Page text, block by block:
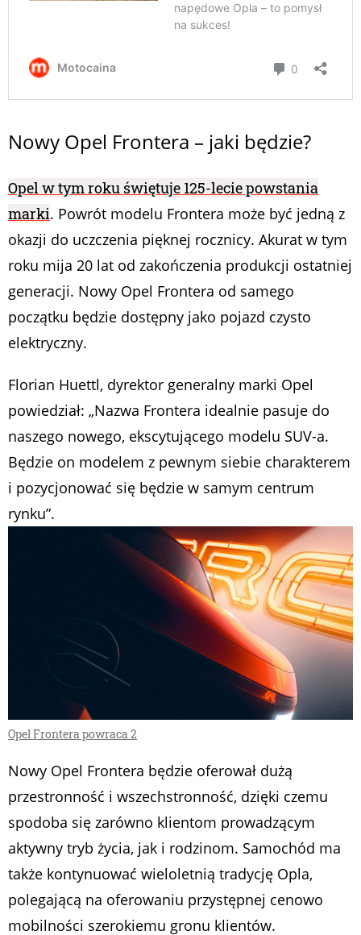
Nowy Opel Frontera – jaki będzie?
Opel w tym roku świętuje 125-lecie powstania
marki. Powrót modelu Frontera może być jedną z
okazji do uczczenia pięknej rocznicy. Akurat w tym
roku mija 20 lat od zakończenia produkcji ostatniej
generacji. Nowy Opel Frontera od samego
początku będzie dostępny jako pojazd czysto
elektryczny.
Florian Huettl, dyrektor generalny marki Opel
powiedział: „Nazwa Frontera idealnie pasuje do
naszego nowego, ekscytującego modelu SUV-a.
Będzie on modelem z pewnym siebie charakterem
i pozycjonować się będzie w samym centrum
rynku”.
Opel Frontera powraca 2
Nowy Opel Frontera będzie oferował dużą
przestronność i wszechstronność, dzięki czemu
spodoba się zarówno klientom prowadzącym
aktywny tryb życia, jak i rodzinom. Samochód ma
także kontynuować wieloletnią tradycję Opla,
polegającą na oferowaniu przystępnej cenowo
mobilności szerokiemu gronu klientów.